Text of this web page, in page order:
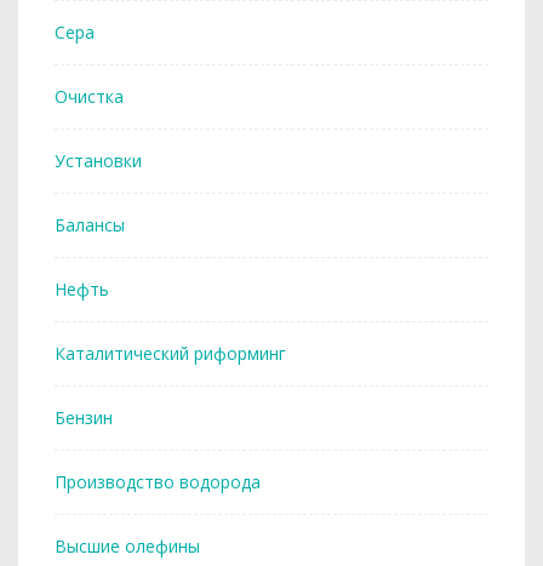
Сера
Очистка
Установки
Балансы
Нефть
Каталитический риформинг
Бензин
Производство водорода
Высшие олефины